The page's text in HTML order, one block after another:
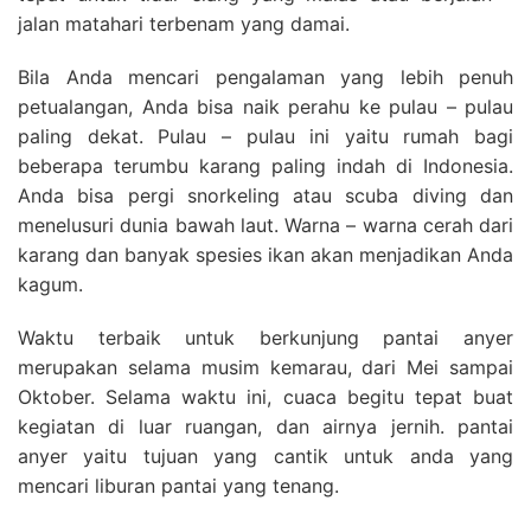
jalan matahari terbenam yang damai.
Bila Anda mencari pengalaman yang lebih penuh
petualangan, Anda bisa naik perahu ke pulau – pulau
paling dekat. Pulau – pulau ini yaitu rumah bagi
beberapa terumbu karang paling indah di Indonesia.
Anda bisa pergi snorkeling atau scuba diving dan
menelusuri dunia bawah laut. Warna – warna cerah dari
karang dan banyak spesies ikan akan menjadikan Anda
kagum.
Waktu terbaik untuk berkunjung pantai anyer
merupakan selama musim kemarau, dari Mei sampai
Oktober. Selama waktu ini, cuaca begitu tepat buat
kegiatan di luar ruangan, dan airnya jernih. pantai
anyer yaitu tujuan yang cantik untuk anda yang
mencari liburan pantai yang tenang.